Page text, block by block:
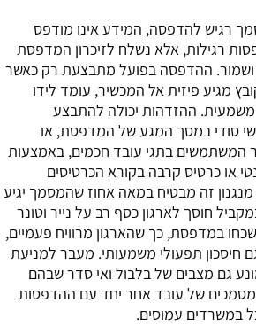
רגיש להדפסה, המידע אינו מודפס
רגילות, אלא נשלח לזיכרון המדפסת
ושמור. ההדפסה בפועל מתבצעת רק כאשר
מגיע פיזית אל המכשיר, עומד לידו
ההזדהות יכולה להתבצע
סודי במסך המגע של המדפסת, או
המשתמשים בתגי עובד חכמים, באמצעות
או כרטיס קרבה בקורא הכרטיסים
זה מבטיח במאה אחוז שהמסמך יגיע
חוסך לארגון כסף רב על נייר וטונר
במדפסת, כך שהארגון מרוויח פעמיים,
חיסכון תפעולי משמעותי. מעבר למניעת
גם מצבים של בלבול ואי סדר שבהם
של עובד אחר יחד עם ההדפסות
במשרדים עמוסים.